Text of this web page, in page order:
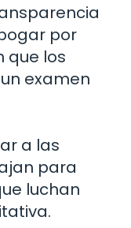
por
que los
examen
a las
para
luchan